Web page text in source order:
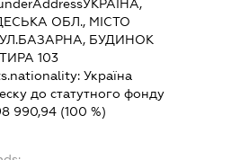
УКРАЇНА,
ОБЛ., МІСТО
БУДИНОК
103
Україна
до статутного фонду
990,94 (100 %)